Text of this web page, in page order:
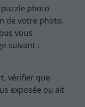
photo
de votre photo.
vous
suivant :
vérifier que
exposée ou ait